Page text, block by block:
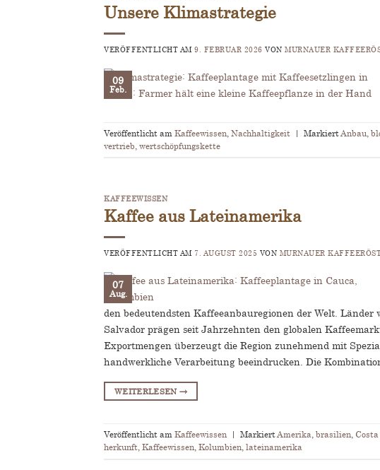
Unsere Klimastrategie
VERÖFFENTLICHT AM9. FEBRUAR 2026 VONMURNAUER
09
Feb.
Veröffentlicht am Kaffeewissen Nachhaltigkeit | Markiert Anbau
vertrieb wertschöpfungskette
KAFFEEWISSEN
Kaffee aus Lateinamerika
VERÖFFENTLICHT AM7. AUGUST 2025 VON MURNAUER
07
Aug.
den bedeutendsten Kaffeeanbauregionen der Welt.
Salvador prägen seit Jahrzehnten den globalen
Exportmengen überzeugt die Region zunehmend mit
handwerkliche Verarbeitung beeindrucken. Die
WEITERLESEN →
Veröffentlicht am Kaffeewissen | MarkiertAmerika brasilien Costa
herkunft Kaffeewissen Kolumbien lateinamerika